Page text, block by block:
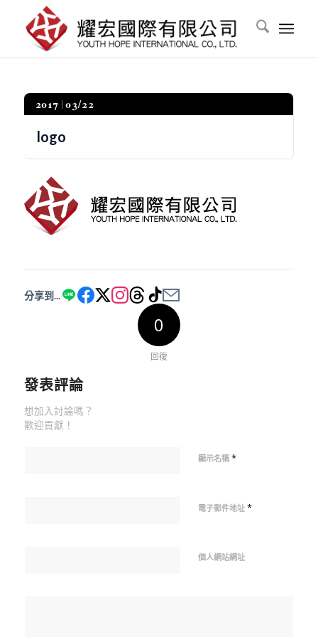
2017 03/22
logo
分享到...
0
回復
發表評論
想加入討論嗎？
歡迎貢獻！
顯示名稱 *
電子郵件地址 *
個人網站網址